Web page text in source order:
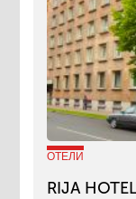
ОТЕЛИ
RIJA